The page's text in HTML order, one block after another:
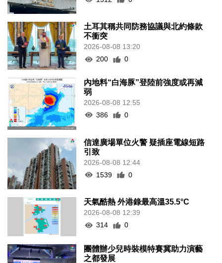
土耳其稱共同防務協議與北約條款
不衝突
2026-08-08 13:20
200
0
內地料“白海豚”登陸前強度或再減
弱
2026-08-08 12:55
386
0
信達廣場單位火警 疑插座電線短路
引致
2026-08-08 12:44
1539
0
天氣酷熱 外港錄最高溫35.5°C
2026-08-08 12:39
314
0
團體辦少兒時裝模特賽冀助力演藝
之都發展